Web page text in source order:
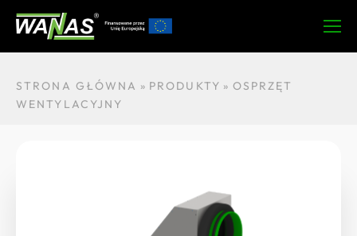
STRONA GŁÓWNA » PRODUKTY » OSPRZĘT
WENTYLACYJNY
O produkcie Dane techniczneDo pobrania Zapytaj o